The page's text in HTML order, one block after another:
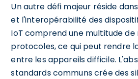
Un autre défi majeur réside
et l'interopérabilité des
IoT comprend une multitude
protocoles, ce qui peut rendre
entre les appareils difficile.
standards communs crée des